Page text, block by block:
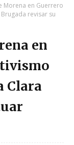
Morena en Guerrero
revisar su
en
Clara